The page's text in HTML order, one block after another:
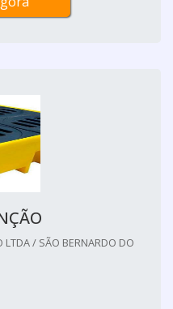
LTDA / SÃO BERNARDO DO